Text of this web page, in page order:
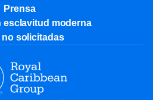
Prensa
esclavitud moderna
no solicitadas